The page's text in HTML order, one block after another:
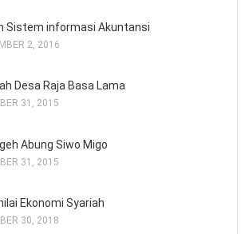
Sistem informasi Akuntansi
2, 2016
Desa Raja Basa Lama
31, 2015
Abung Siwo Migo
31, 2015
Ekonomi Syariah
30, 2018